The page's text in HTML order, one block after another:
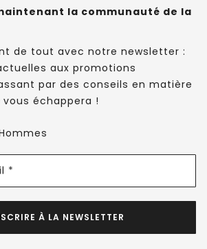
la communauté de la
de tout avec notre newsletter :
aux promotions
par des conseils en matière
échappera !
*
À LA NEWSLETTER